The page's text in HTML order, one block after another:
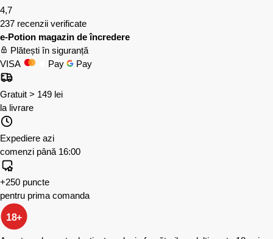
4,7
237 recenzii verificate
e-Potion magazin de încredere
Plătești în siguranță
VISA
Pay Pay
Gratuit > 149 lei
la livrare
Expediere azi
comenzi până 16:00
+250 puncte
pentru prima comanda
18+